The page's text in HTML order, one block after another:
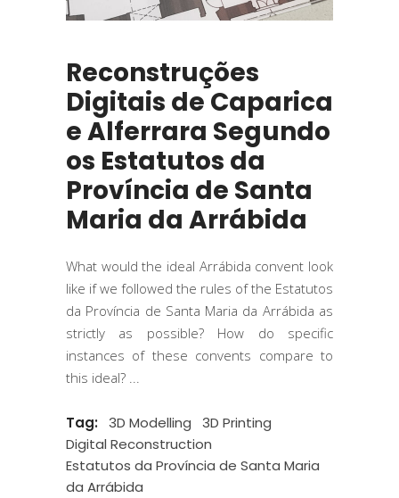
Reconstruções
Digitais de Caparica
e Alferrara Segundo
os Estatutos da
Província de Santa
Maria da Arrábida
What would the ideal Arrábida convent look
like if we followed the rules of the Estatutos
da Província de Santa Maria da Arrábida as
strictly as possible? How do specific
instances of these convents compare to
this ideal?
Tag: 3D Modelling
3D Printing
Digital Reconstruction
Estatutos da Província de Santa Maria
da Arrábida